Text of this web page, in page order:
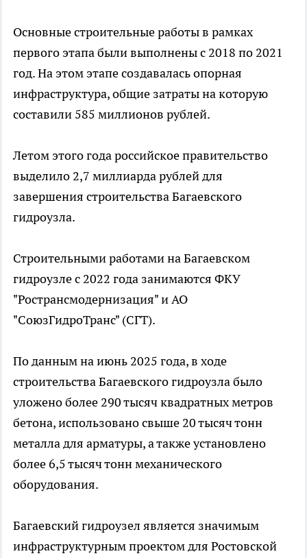
Основные строительные работы в рамках
первого этапа были выполнены с 2018 по 2021
год. На этом этапе создавалась опорная
инфраструктура, общие затраты на которую
составили 585 миллионов рублей.
Летом этого года российское правительство
выделило 2,7 миллиарда рублей для
завершения строительства Багаевского
гидроузла.
Строительными работами на Багаевском
гидроузле с 2022 года занимаются ФКУ
"Ространсмодернизация" и АО
"СоюзГидроТранс" (СГТ).
По данным на июнь 2025 года, в ходе
строительства Багаевского гидроузла было
уложено более 290 тысяч квадратных метров
бетона, использовано свыше 20 тысяч тонн
металла для арматуры, а также установлено
более 6,5 тысяч тонн механического
оборудования.
Багаевский гидроузел является значимым
инфраструктурным проектом для Ростовской